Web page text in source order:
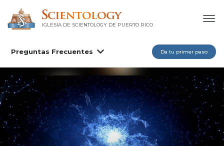
IGLESIA DE SCIENTOLOGY DE PUERTO RICO
Preguntas Frecuentes Da tu primer paso